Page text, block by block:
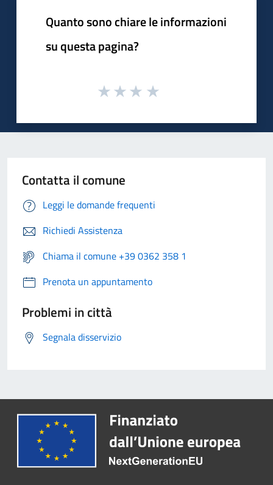
Quanto sono chiare le informazioni
su questa pagina?
Contatta il comune
Leggi le domande frequenti
Richiedi Assistenza
Chiama il comune +39 0362 358 1
Prenota un appuntamento
Problemi in città
Segnala disservizio